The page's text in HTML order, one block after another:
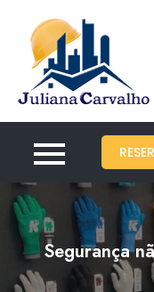
Segurança